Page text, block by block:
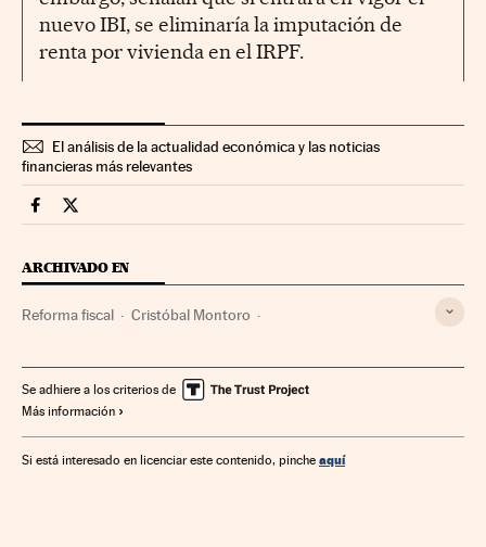
nuevo IBI, se eliminaría la imputación de
renta por vivienda en el IRPF.
El análisis de la actualidad económica y las noticias
financieras más relevantes
Economia Cinco Días en Facebook
Economia Cinco Días en Twitter
ARCHIVADO EN
Reforma fiscal Cristóbal Montoro
Política fiscal Reformas políticas IRPF
Mercado inmobiliario
Política Política económica Economía
Se adhiere a los criterios de
Más información
Si está interesado en licenciar este contenido, pinche aquí